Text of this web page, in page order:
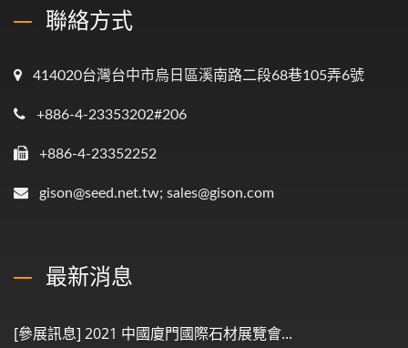
聯絡方式
414020台灣台中市烏日區溪南路二段68巷105弄6號
+886-4-23353202#206
+886-4-23352252
gison@seed.net.tw; sales@gison.com
最新消息
[參展訊息] 2021 中國廈門國際石材展覽會...